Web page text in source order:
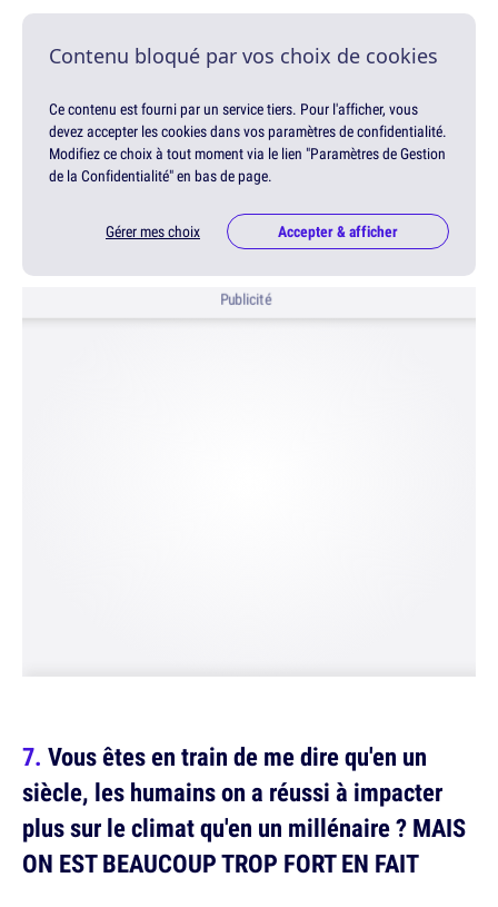
Contenu bloqué par vos choix de cookies
Ce contenu est fourni par un service tiers. Pour l'afficher, vous
devez accepter les cookies dans vos paramètres de confidentialité.
Modifiez ce choix à tout moment via le lien "Paramètres de Gestion
de la Confidentialité" en bas de page.
Gérer mes choix Accepter & afficher
Publicité
Vous êtes en train de me dire qu'en un
siècle, les humains on a réussi à impacter
plus sur le climat qu'en un millénaire ? MAIS
ON EST BEAUCOUP TROP FORT EN FAIT